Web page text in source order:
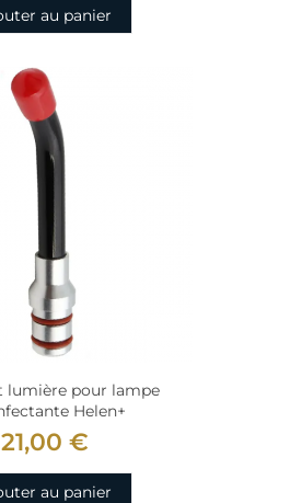
au panier
lumière pour lampe
Helen+
21,00 €
au panier